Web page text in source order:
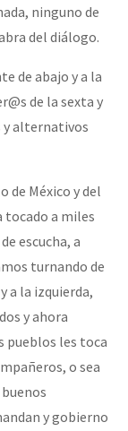
ninguno de
del diálogo.
de abajo y a la
de la sexta y
y alternativos
de México y del
tocado a miles
escucha, a
turnando de
a la izquierda,
y ahora
pueblos les toca
o sea
y gobierno